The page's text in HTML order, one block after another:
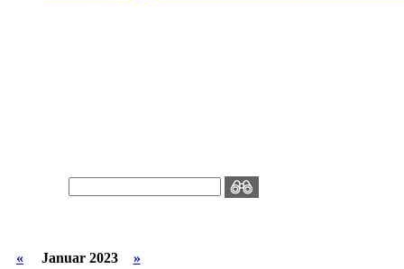
« Januar 2023
»